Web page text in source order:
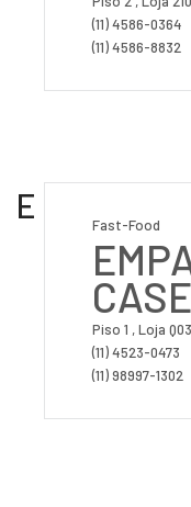
(11) 4586-0364
(11) 4586-8832
E Fast-Food
Piso 1 , Loja
(11) 4523-0473
(11) 98997-1302